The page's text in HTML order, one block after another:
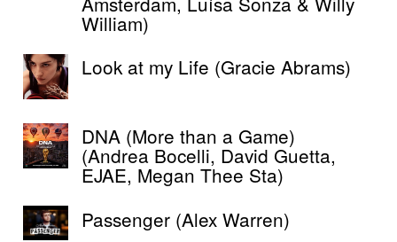
William)
Look at my Life (Gracie Abrams)
DNA (More than a Game)
(Andrea Bocelli, David Guetta,
EJAE, Megan Thee Sta)
Passenger (Alex Warren)